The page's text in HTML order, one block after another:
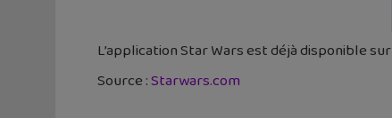
L’application Star Wars est déjà disponible sur
Source :Starwars.com